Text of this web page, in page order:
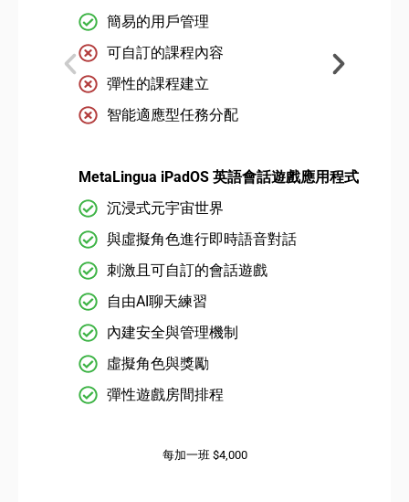
簡易的用戶管理
可自訂的課程內容
彈性的課程建立
智能適應型任務分配
MetaLingua iPadOS 英語會話遊戲應用程式
沉浸式元宇宙世界
與虛擬角色進行即時語音對話
刺激且可自訂的會話遊戲
自由AI聊天練習
內建安全與管理機制
虛擬角色與獎勵
彈性遊戲房間排程
每加一班 $4,000